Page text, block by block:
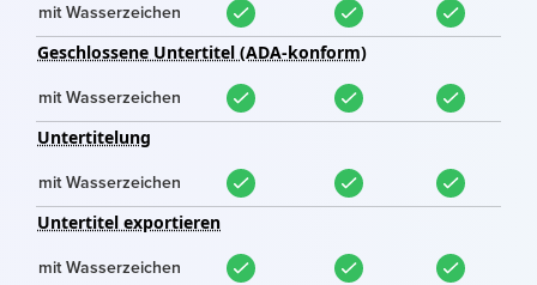
mit Wasserzeichen
Geschlossene Untertitel (ADA-konform)
mit Wasserzeichen
Untertitelung
mit Wasserzeichen
Untertitel exportieren
mit Wasserzeichen